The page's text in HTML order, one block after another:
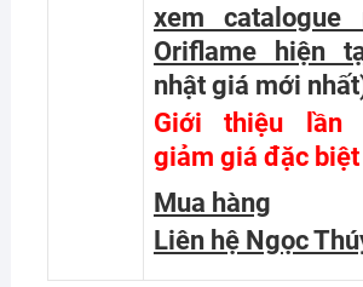
xem catalogue
Oriflame hiện
nhật giá mới nhất
Giới thiệu lần
giảm giá đặc biệt
Mua hàng
Liên hệ Ngọc